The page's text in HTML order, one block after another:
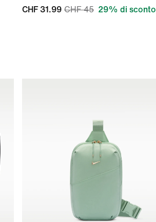
CHF 31.99 CHF 45 29% di sconto